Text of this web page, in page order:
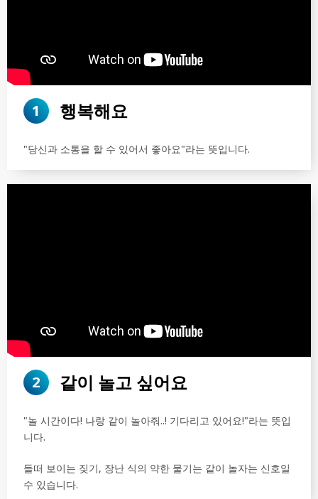
1 행복해요
"당신과 소통을 할 수 있어서 좋아요"라는 뜻입니다.
2 같이 놀고 싶어요
"놀 시간이다! 나랑 같이 놀아줘..! 기다리고 있어요!"라는 뜻입
니다.
들떠 보이는 짖기, 장난 식의 약한 물기는 같이 놀자는 신호일
수 있습니다.